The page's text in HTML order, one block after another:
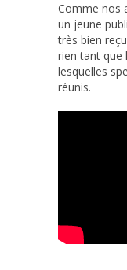
Comme nos
un jeune
très bien
rien tant que
lesquelles
réunis.